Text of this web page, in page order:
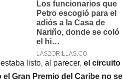
listo, al parecer, el circuito
Gran Premio del Caribe no se